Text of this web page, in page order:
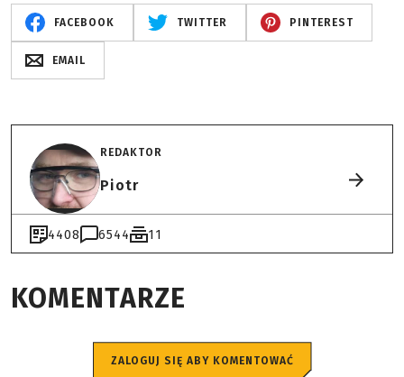
FACEBOOK TWITTER PINTEREST
EMAIL
REDAKTOR
Piotr
4408 6544 11
KOMENTARZE
ZALOGUJ SIĘ ABY KOMENTOWAĆ